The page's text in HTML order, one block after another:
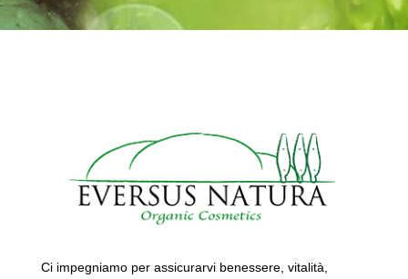
Ci impegniamo per assicurarvi benessere, vitalità,